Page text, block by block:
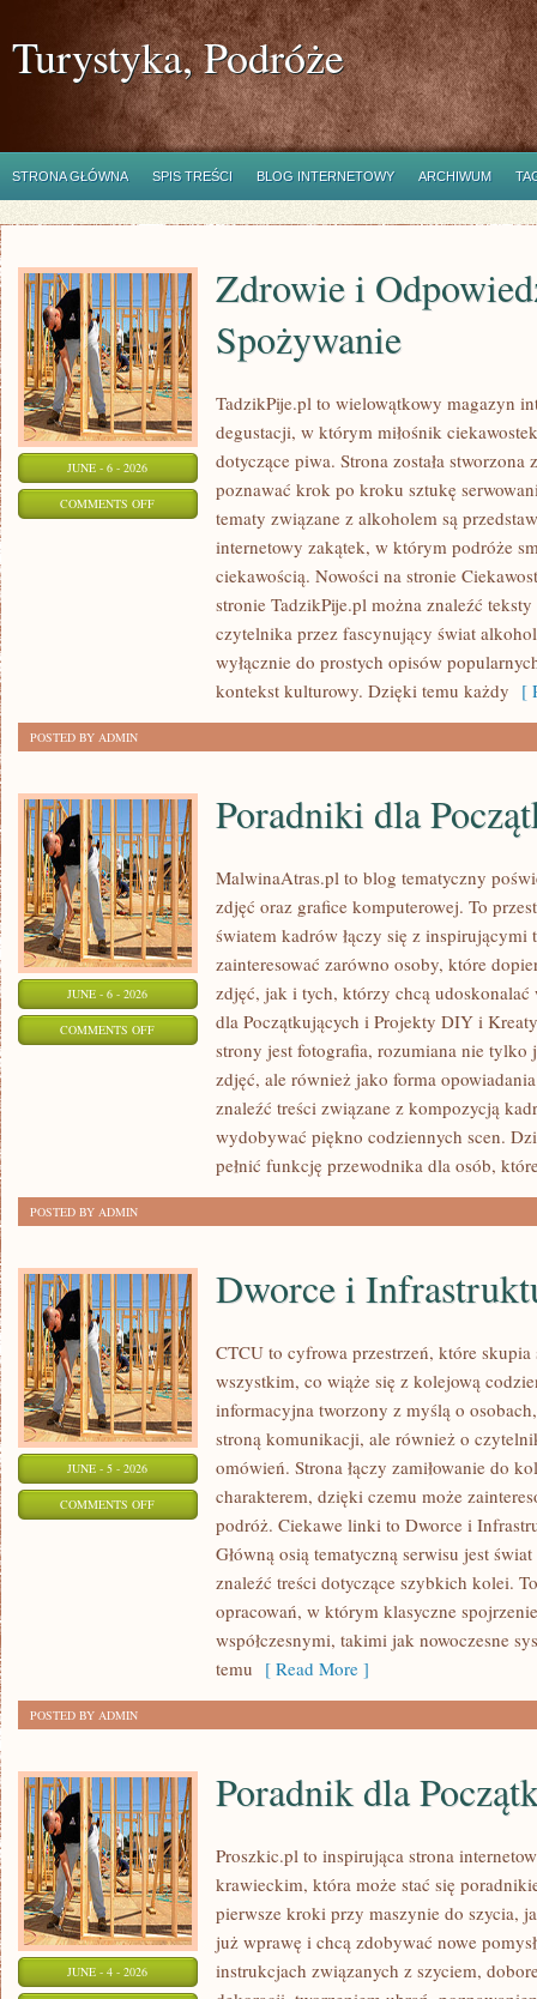
Turystyka, Podróże
STRONA GŁÓWNA SPIS TREŚCI BLOG INTERNETOWY ARCHIWUM
JUNE - 6 - 2026
COMMENTS OFFON
Zdrowie i
Spożywanie
TadzikPije.pl to wielowątkowy magazyn
degustacji, w którym miłośnik
dotyczące piwa. Strona została
poznawać krok po kroku sztukę
tematy związane z alkoholem są
internetowy zakątek, w którym podróże
ciekawością. Nowości na stronie
stronie TadzikPije.pl można znaleźć
czytelnika przez fascynujący świat
wyłącznie do prostych opisów
kontekst kulturowy. Dzięki temu każdy [
POSTED BY ADMIN
JUNE - 6 - 2026
COMMENTS OFFON
PORADNIKI
POCZĄTKUJĄCYCH
Poradniki dla
MalwinaAtras.pl to blog tematyczny
zdjęć oraz grafice komputerowej. To
światem kadrów łączy się z inspirującymi
zainteresować zarówno osoby, które
zdjęć, jak i tych, którzy chcą
dla Początkujących i Projekty DIY i
strony jest fotografia, rozumiana nie
zdjęć, ale również jako forma
znaleźć treści związane z kompozycją
wydobywać piękno codziennych scen.
pełnić funkcję przewodnika dla osób,
POSTED BY ADMIN
JUNE - 5 - 2026
COMMENTS OFFON
INFRASTRUKTURA
Dworce i
CTCU to cyfrowa przestrzeń, które skupia
wszystkim, co wiąże się z kolejową
informacyjna tworzony z myślą o
stroną komunikacji, ale również o
omówień. Strona łączy zamiłowanie do
charakterem, dzięki czemu może
podróż. Ciekawe linki to Dworce i
Główną osią tematyczną serwisu jest
znaleźć treści dotyczące szybkich kolei.
opracowań, w którym klasyczne
współczesnymi, takimi jak nowoczesne
temu [ Read More ]
POSTED BY ADMIN
JUNE - 4 - 2026
Poradnik dla
Proszkic.pl to inspirująca strona
krawieckim, która może stać się
pierwsze kroki przy maszynie do szycia,
już wprawę i chcą zdobywać nowe
instrukcjach związanych z szyciem,